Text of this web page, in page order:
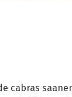
cabras